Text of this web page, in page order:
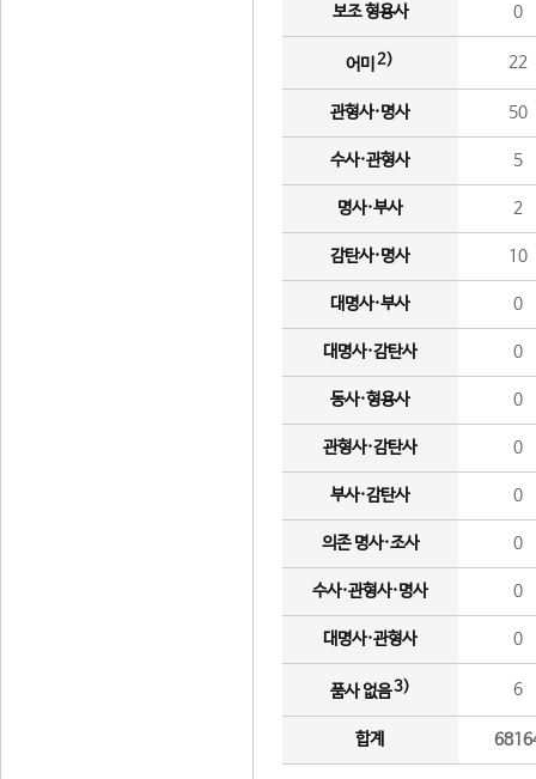
보조 형용사 0
어미 2) 22
관형사·명사 50
수사·관형사 5
명사·부사 2
감탄사·명사 10
대명사·부사 0
대명사·감탄사 0
동사·형용사 0
관형사·감탄사 0
부사·감탄사 0
의존 명사·조사 0
수사·관형사·명사 0
대명사·관형사 0
품사 없음3) 6
합계